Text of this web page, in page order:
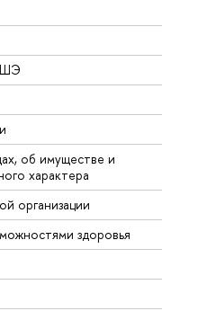
об имуществе и
характера
организации
здоровья